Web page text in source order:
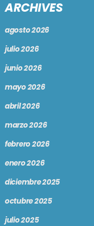
ARCHIVES
agosto 2026
julio 2026
junio 2026
mayo 2026
abril 2026
marzo 2026
febrero 2026
enero 2026
diciembre 2025
octubre 2025
julio 2025